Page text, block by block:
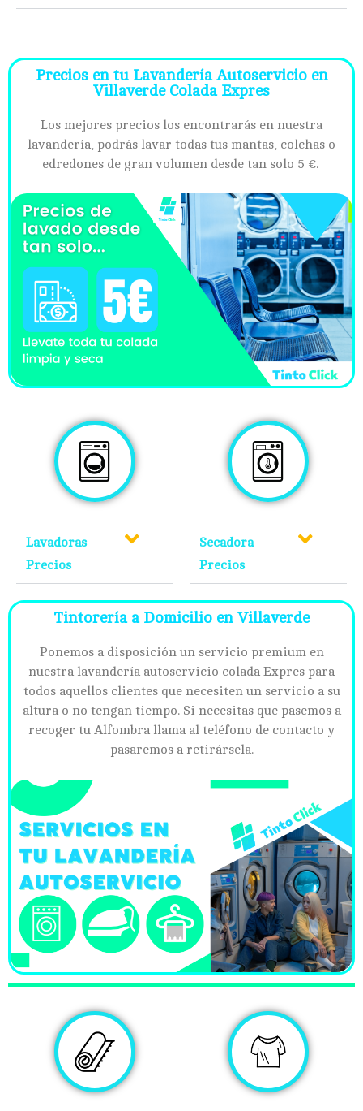
Precios en tu Lavandería Autoservicio en
Villaverde Colada Expres
Los mejores precios los encontrarás en nuestra
lavandería, podrás lavar todas tus mantas, colchas o
edredones de gran volumen desde tan solo 5 €.
Lavadoras
Precios
Secadora
Precios
Tintorería a Domicilio en Villaverde
Ponemos a disposición un servicio premium en
nuestra lavandería autoservicio colada Expres para
todos aquellos clientes que necesiten un servicio a su
altura o no tengan tiempo. Si necesitas que pasemos a
recoger tu Alfombra llama al teléfono de contacto y
pasaremos a retirársela.